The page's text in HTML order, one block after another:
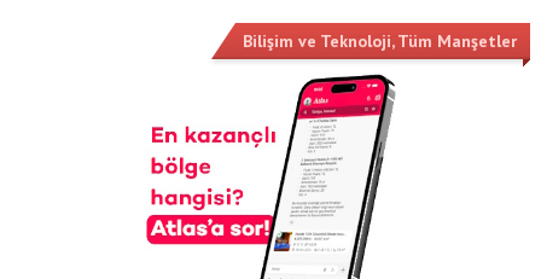
Bilişim ve Teknoloji,Tüm Manşetler